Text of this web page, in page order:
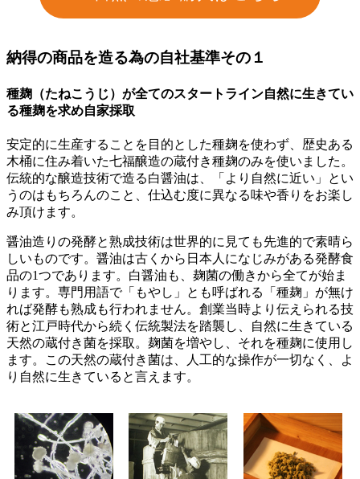
納得の商品を造る為の自社基準その１
種麹（たねこうじ）が全てのスタートライン自然に生きてい
る種麹を求め自家採取
安定的に生産することを目的とした種麹を使わず、歴史ある
木桶に住み着いた七福醸造の蔵付き種麹のみを使いました。
伝統的な醸造技術で造る白醤油は、「より自然に近い」とい
うのはもちろんのこと、仕込む度に異なる味や香りをお楽し
み頂けます。
醤油造りの発酵と熟成技術は世界的に見ても先進的で素晴ら
しいものです。醤油は古くから日本人になじみがある発酵食
品の1つであります。白醤油も、麹菌の働きから全てが始ま
ります。専門用語で「もやし」とも呼ばれる「種麹」が無け
れば発酵も熟成も行われません。創業当時より伝えられる技
術と江戸時代から続く伝統製法を踏襲し、自然に生きている
天然の蔵付き菌を採取。麹菌を増やし、それを種麹に使用し
ます。この天然の蔵付き菌は、人工的な操作が一切なく、よ
り自然に生きていると言えます。